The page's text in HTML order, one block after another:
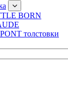
BORN
толстовки